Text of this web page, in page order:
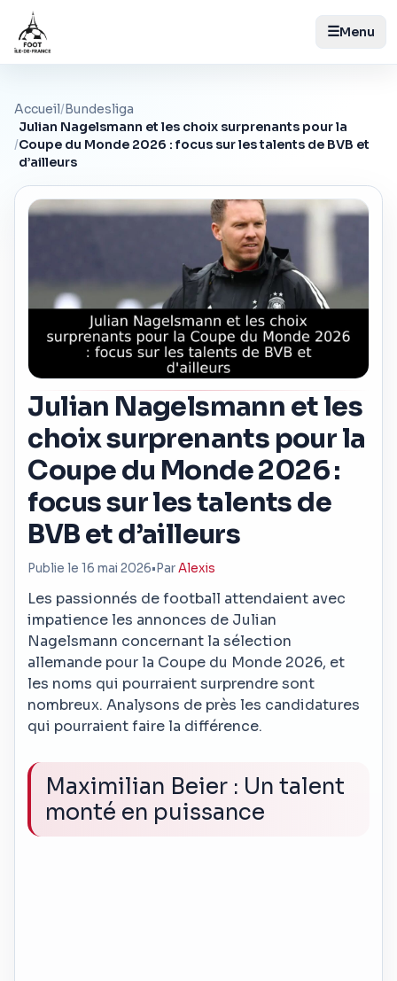
☰Menu
Accueil/Bundesliga
/
Julian Nagelsmann et les choix surprenants pour la
Coupe du Monde 2026 : focus sur les talents de BVB et
d’ailleurs
Julian Nagelsmann et les
choix surprenants pour la
Coupe du Monde 2026 :
focus sur les talents de
BVB et d’ailleurs
Publie le 16 mai 2026• ParAlexis
Les passionnés de football attendaient avec
impatience les annonces de Julian
Nagelsmann concernant la sélection
allemande pour la Coupe du Monde 2026, et
les noms qui pourraient surprendre sont
nombreux. Analysons de près les candidatures
qui pourraient faire la différence.
Maximilian Beier : Un talent
monté en puissance